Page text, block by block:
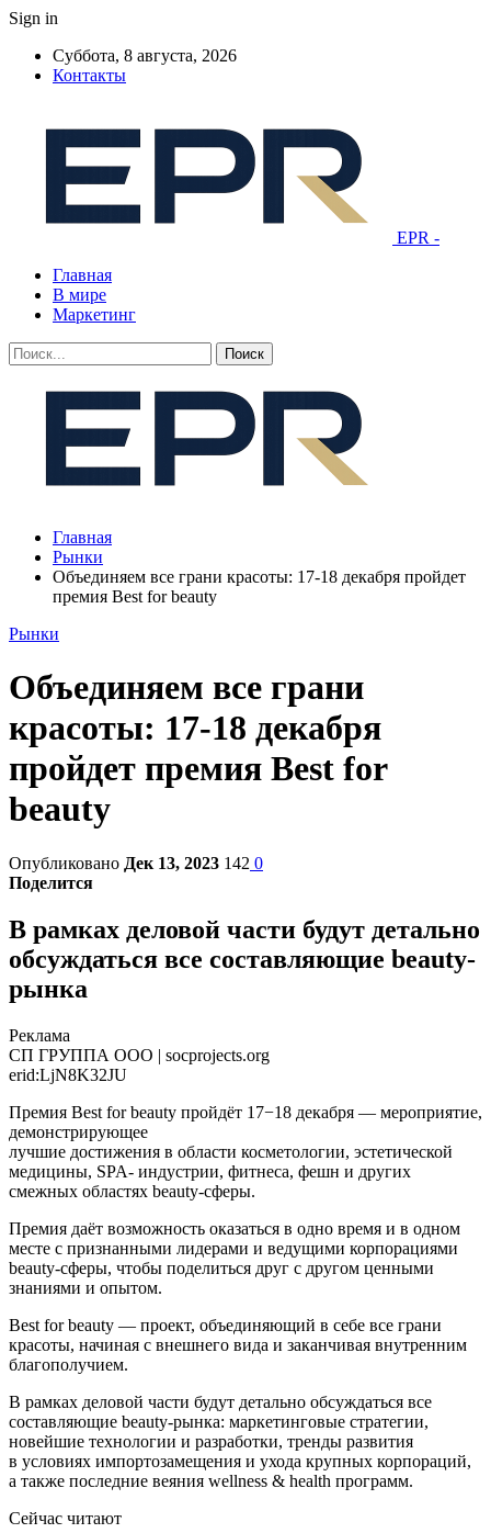
Sign in
Суббота, 8 августа, 2026
Контакты
EPR -
Главная
В мире
Маркетинг
Главная
Рынки
Объединяем все грани красоты: 17-18 декабря пройдет
премия Best for beauty
Рынки
Объединяем все грани
красоты: 17-18 декабря
пройдет премия Best for
beauty
Опубликовано Дек 13, 2023 142 0
Поделится
В рамках деловой части будут детально
обсуждаться все составляющие beauty-
рынка
Реклама
СП ГРУППА ООО | socprojects.org
erid:LjN8K32JU
Премия Best for beauty пройдёт 17−18 декабря — мероприятие,
демонстрирующее
лучшие достижения в области косметологии, эстетической
медицины, SPA- индустрии, фитнеса, фешн и других
смежных областях beauty-сферы.
Премия даёт возможность оказаться в одно время и в одном
месте с признанными лидерами и ведущими корпорациями
beauty-сферы, чтобы поделиться друг с другом ценными
знаниями и опытом.
Best for beauty — проект, объединяющий в себе все грани
красоты, начиная с внешнего вида и заканчивая внутренним
благополучием.
В рамках деловой части будут детально обсуждаться все
составляющие beauty-рынка: маркетинговые стратегии,
новейшие технологии и разработки, тренды развития
в условиях импортозамещения и ухода крупных корпораций,
а также последние веяния wellness & health программ.
Сейчас читают